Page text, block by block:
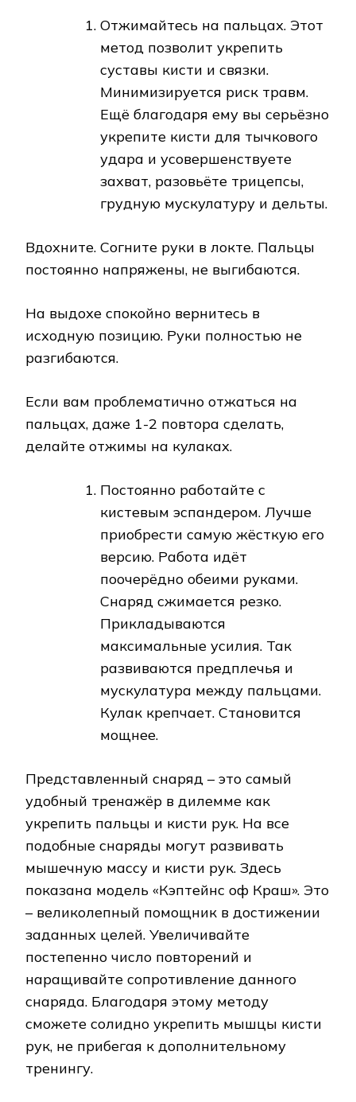
Отжимайтесь на пальцах. Этот
метод позволит укрепить
суставы кисти и связки.
Минимизируется риск травм.
Ещё благодаря ему вы серьёзно
укрепите кисти для тычкового
удара и усовершенствуете
захват, разовьёте трицепсы,
грудную мускулатуру и дельты.
Вдохните. Согните руки в локте. Пальцы
постоянно напряжены, не выгибаются.
На выдохе спокойно вернитесь в
исходную позицию. Руки полностью не
разгибаются.
Если вам проблематично отжаться на
пальцах, даже 1-2 повтора сделать,
делайте отжимы на кулаках.
Постоянно работайте с
кистевым эспандером. Лучше
приобрести самую жёсткую его
версию. Работа идёт
поочерёдно обеими руками.
Снаряд сжимается резко.
Прикладываются
максимальные усилия. Так
развиваются предплечья и
мускулатура между пальцами.
Кулак крепчает. Становится
мощнее.
Представленный снаряд – это самый
удобный тренажёр в дилемме как
укрепить пальцы и кисти рук. На все
подобные снаряды могут развивать
мышечную массу и кисти рук. Здесь
показана модель «Кэптейнс оф Краш». Это
– великолепный помощник в достижении
заданных целей. Увеличивайте
постепенно число повторений и
наращивайте сопротивление данного
снаряда. Благодаря этому методу
сможете солидно укрепить мышцы кисти
рук, не прибегая к дополнительному
тренингу.